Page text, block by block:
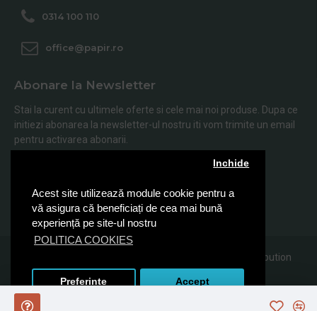
Acest site utilizează module cookie pentru a
vă asigura că beneficiați de cea mai bună
experiență pe site-ul nostru
POLITICA COOKIES
Inchide
Preferinte Accept
0314 100 110
office@papir.ro
Abonare la Newsletter
Stai la curent cu ultimele oferte si cele mai noi produse. Dupa ce
initiezi abonarea la newsletter-ul nostru iti vom trimite un email
pentru activarea abonarii.
Abonare
Am citit şi sunt de acord cu Politica de Confidentialitate
© 2019, Papir.ro, Toate drepturile rezervate Sanito Distribution